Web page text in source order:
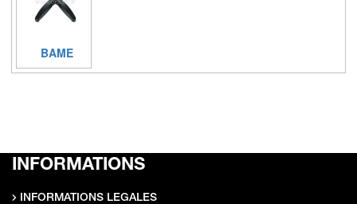
BAME
INFORMATIONS
INFORMATIONS LEGALES